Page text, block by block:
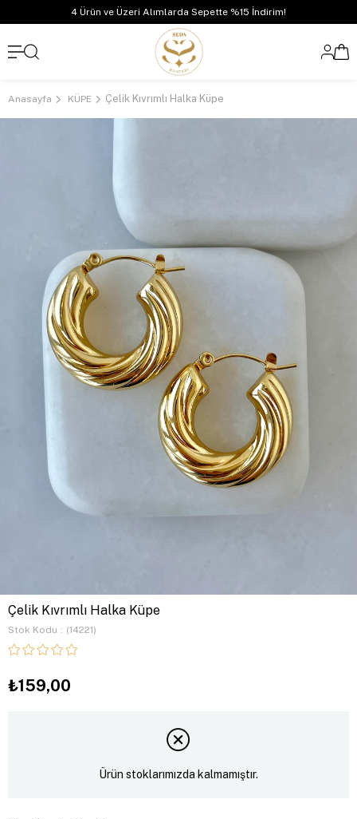
4 Ürün ve Üzeri Alımlarda Sepette %15 İndirim!
Anasayfa KÜPE Çelik Kıvrımlı Halka Küpe
Çelik Kıvrımlı Halka Küpe
Stok Kodu (14221)
₺159,00
Ürün stoklarımızda kalmamıştır.